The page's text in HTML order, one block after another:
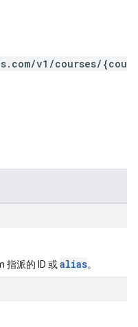
v1/courses/{cou
指派的 ID 或alias。